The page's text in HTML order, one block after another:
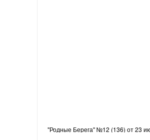
"Родные Берега" №12 (136) от 23